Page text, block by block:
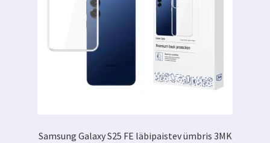
Samsung Galaxy S25 FE läbipaistev ümbris 3MK